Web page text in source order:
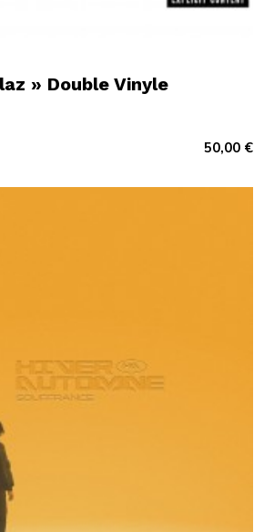
» Double Vinyle
50,00 €